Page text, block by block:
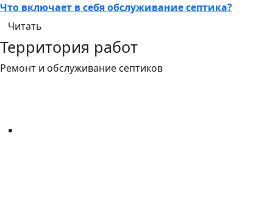
Что включает в себя обслуживание септика?
Читать
Территория работ
Ремонт и обслуживание септиков